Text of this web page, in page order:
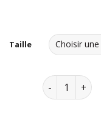
Taille
quantité de